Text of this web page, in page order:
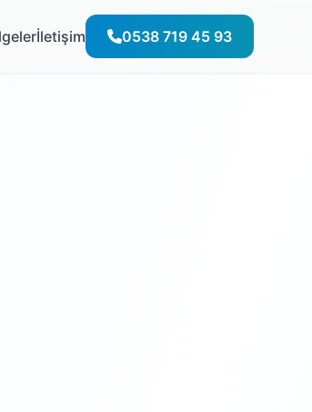
İletişim 0538 719 45 93